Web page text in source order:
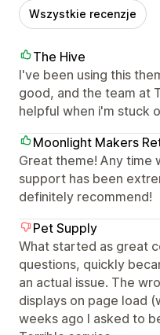
Wszystkie recenzje
The Hive
I've been using this
good, and the team at
helpful when i'm stuck
Moonlight Makers
Great theme! Any time
support has been
definitely recommend!
Pet Supply
What started as great
questions, quickly
an actual issue. The
displays on page load
weeks ago I asked to